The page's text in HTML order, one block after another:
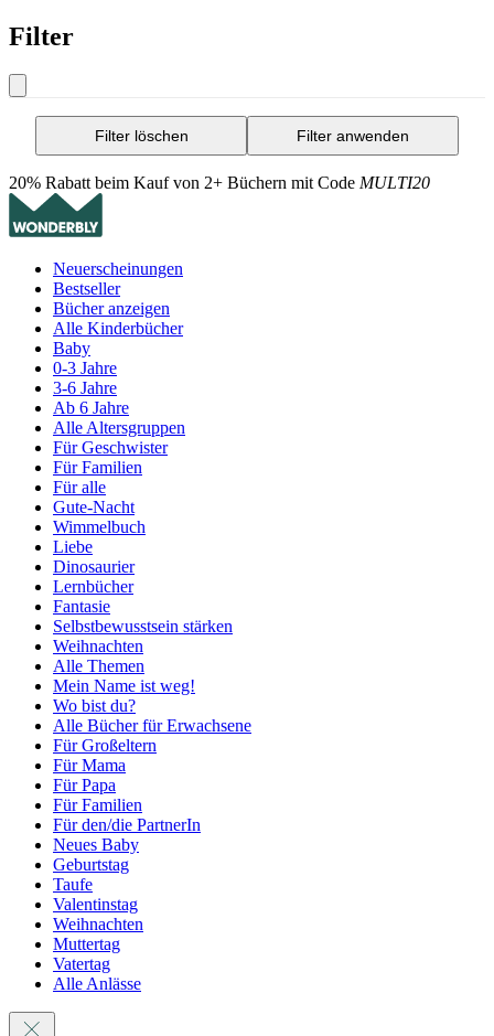
Filter
Filter löschen Filter anwenden
20% Rabatt beim Kauf von 2+ Büchern mit Code MULTI20
Neuerscheinungen
Bestseller
Bücher anzeigen
Alle Kinderbücher
Baby
0-3 Jahre
3-6 Jahre
Ab 6 Jahre
Alle Altersgruppen
Für Geschwister
Für Familien
Für alle
Gute-Nacht
Wimmelbuch
Liebe
Dinosaurier
Lernbücher
Fantasie
Selbstbewusstsein stärken
Weihnachten
Alle Themen
Mein Name ist weg!
Wo bist du?
Alle Bücher für Erwachsene
Für Großeltern
Für Mama
Für Papa
Für Familien
Für den/die PartnerIn
Neues Baby
Geburtstag
Taufe
Valentinstag
Weihnachten
Muttertag
Vatertag
Alle Anlässe